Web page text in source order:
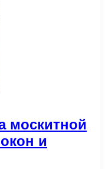
москитной
и